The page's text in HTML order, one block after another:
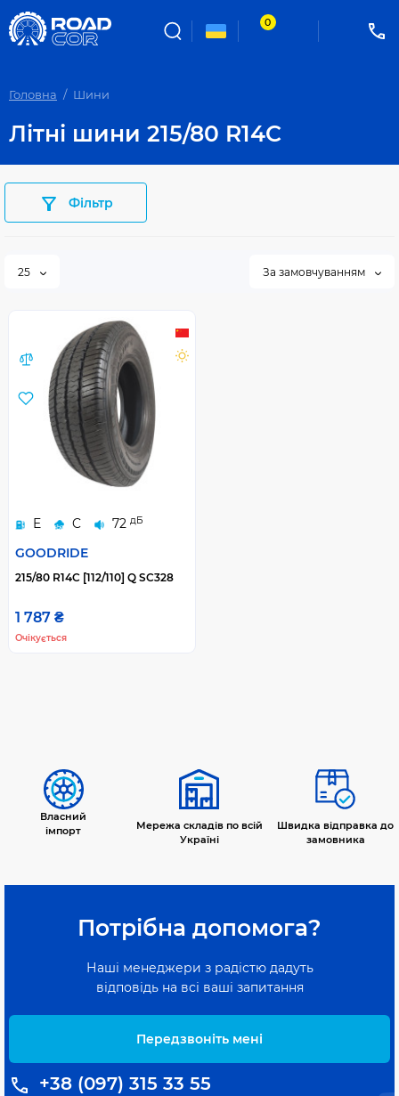
0
Головна Шини
Літні шини 215/80 R14C
Фільтр
25 За замовчуванням
E C 72 дБ
GOODRIDE
215/80 R14C [112/110] Q SC328
1 787 ₴
Очікується
Власний
імпорт
Мережа складів по всій
Україні
Швидка відправка до
замовника
Потрібна допомога?
Наші менеджери з радістю дадуть
відповідь на всі ваші запитання
Передзвоніть мені
+38 (097) 315 33 55